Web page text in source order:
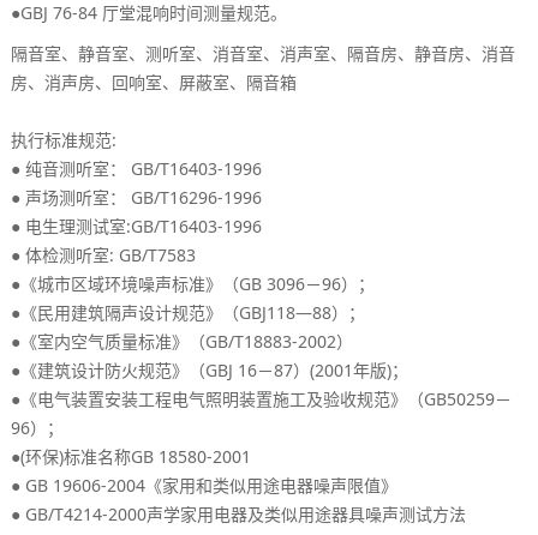
●GBJ 76-84 厅堂混响时间测量规范。
隔音室、静音室、 测听室、消音室、消声室、 隔音房、静音房、消音
房、消声房、 回响室、 屏蔽室、 隔音箱
执行标准规范:
●纯音测听室： GB/T16403-1996
● 声场测听室： GB/T16296-1996
● 电生理测试室:GB/T16403-1996
●体检测听室: GB/T7583
●《城市区域环境噪声标准》（GB 3096－96）；
●《民用建筑隔声设计规范》（GBJ118—88）；
●《室内空气质量标准》（GB/T18883-2002）
●《建筑设计防火规范》（GBJ 16－87）(2001年版)；
●《电气装置安装工程电气照明装置施工及验收规范》（GB50259－
96）；
●(环保)标准名称GB 18580-2001
● GB 19606-2004《家用和类似用途电器噪声限值》
● GB/T4214-2000声学家用电器及类似用途器具噪声测试方法